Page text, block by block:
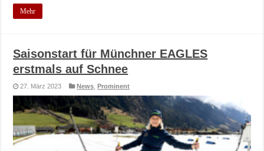
Mehr
Saisonstart für Münchner EAGLES
erstmals auf Schnee
27. März 2023 News ,Prominent